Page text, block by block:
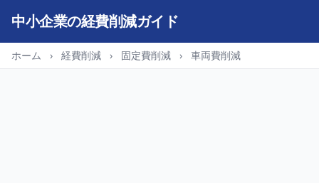
中小企業の経費削減ガイド
ホーム › 経費削減 › 固定費削減 › 車両費削減